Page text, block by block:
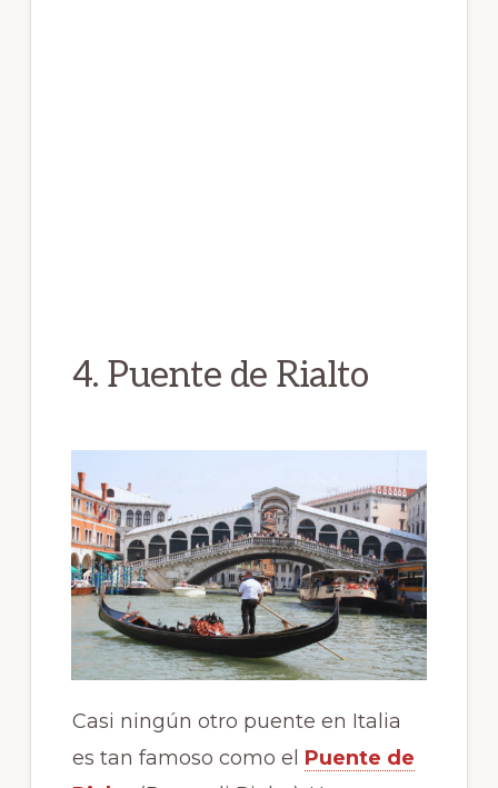
4. Puente de Rialto
Casi ningún otro puente en Italia
es tan famoso como el Puente de